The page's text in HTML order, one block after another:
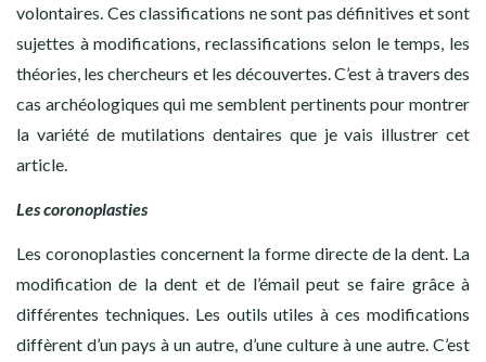
volontaires. Ces classifications ne sont pas définitives et sont
sujettes à modifications, reclassifications selon le temps, les
théories, les chercheurs et les découvertes. C’est à travers des
cas archéologiques qui me semblent pertinents pour montrer
la variété de mutilations dentaires que je vais illustrer cet
article.
Les coronoplasties
Les coronoplasties concernent la forme directe de la dent. La
modification de la dent et de l’émail peut se faire grâce à
différentes techniques. Les outils utiles à ces modifications
diffèrent d’un pays à un autre, d’une culture à une autre. C’est